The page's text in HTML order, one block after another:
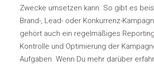
Zwecke umsetzen kann. So gibt es
Brand-, Lead- oder Konkurrenz-
gehört auch ein regelmäßiges
Kontrolle und Optimierung der
Aufgaben. Wenn Du mehr darüber